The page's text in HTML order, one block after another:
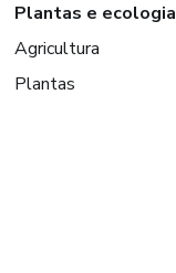
Plantas e ecologia
Agricultura
Plantas